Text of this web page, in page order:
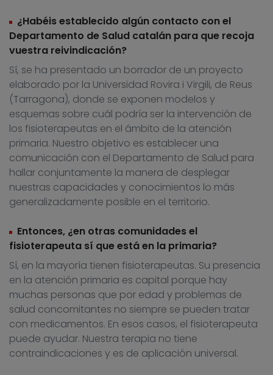
¿Habéis establecido algún contacto con el
Departamento de Salud catalán para que recoja
vuestra reivindicación?
Sí, se ha presentado un borrador de un proyecto
elaborado por la Universidad Rovira i Virgili, de Reus
(Tarragona), donde se exponen modelos y
esquemas sobre cuál podría ser la intervención de
los fisioterapeutas en el ámbito de la atención
primaria. Nuestro objetivo es establecer una
comunicación con el Departamento de Salud para
hallar conjuntamente la manera de desplegar
nuestras capacidades y conocimientos lo más
generalizadamente posible en el territorio.
Entonces, ¿en otras comunidades el
fisioterapeuta sí que está en la primaria?
Sí, en la mayoría tienen fisioterapeutas. Su presencia
en la atención primaria es capital porque hay
muchas personas que por edad y problemas de
salud concomitantes no siempre se pueden tratar
con medicamentos. En esos casos, el fisioterapeuta
puede ayudar. Nuestra terapia no tiene
contraindicaciones y es de aplicación universal.